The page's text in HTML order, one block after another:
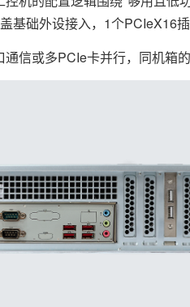
基础外设接入，1个PCIeX16
或多PCIe卡并行，同机箱的